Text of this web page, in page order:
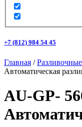
+7 (812) 984 54 45
Главная /
Автоматическая
AU-GP-